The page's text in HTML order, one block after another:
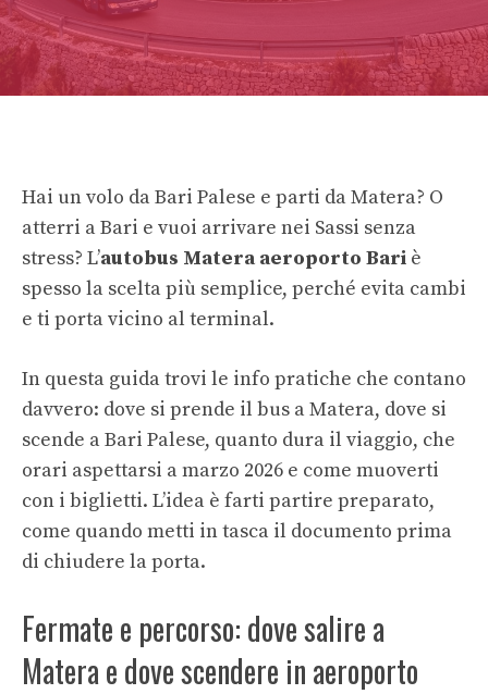
Hai un volo da Bari Palese e parti da Matera? O
atterri a Bari e vuoi arrivare nei Sassi senza
stress? L’autobus Matera aeroporto Bari è
spesso la scelta più semplice, perché evita cambi
e ti porta vicino al terminal.
In questa guida trovi le info pratiche che contano
davvero: dove si prende il bus a Matera, dove si
scende a Bari Palese, quanto dura il viaggio, che
orari aspettarsi a marzo 2026 e come muoverti
con i biglietti. L’idea è farti partire preparato,
come quando metti in tasca il documento prima
di chiudere la porta.
Fermate e percorso: dove salire a
Matera e dove scendere in aeroporto